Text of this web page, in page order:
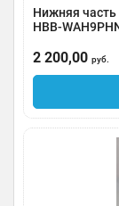
Нижняя часть
HBB-
Артикул: 0185-
2 200,00 руб.